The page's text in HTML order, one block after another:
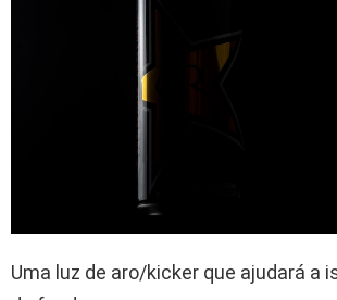
Uma luz de aro/kicker que ajudará a